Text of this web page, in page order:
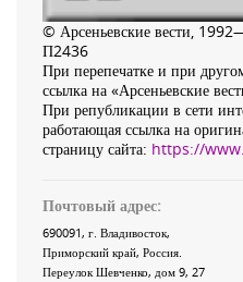
© Арсеньевские вести,
П2436
При перепечатке и при
ссылка на «Арсеньевские
При републикации в сети
работающая ссылка на
страницу сайта: https://
Почтовый адрес:
690091, г. Владивосток,
Приморский край, Россия.
Переулок Шевченко, дом 9, 27